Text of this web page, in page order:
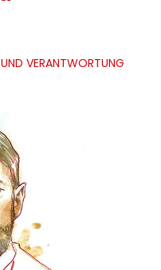
VERANTWORTUNG